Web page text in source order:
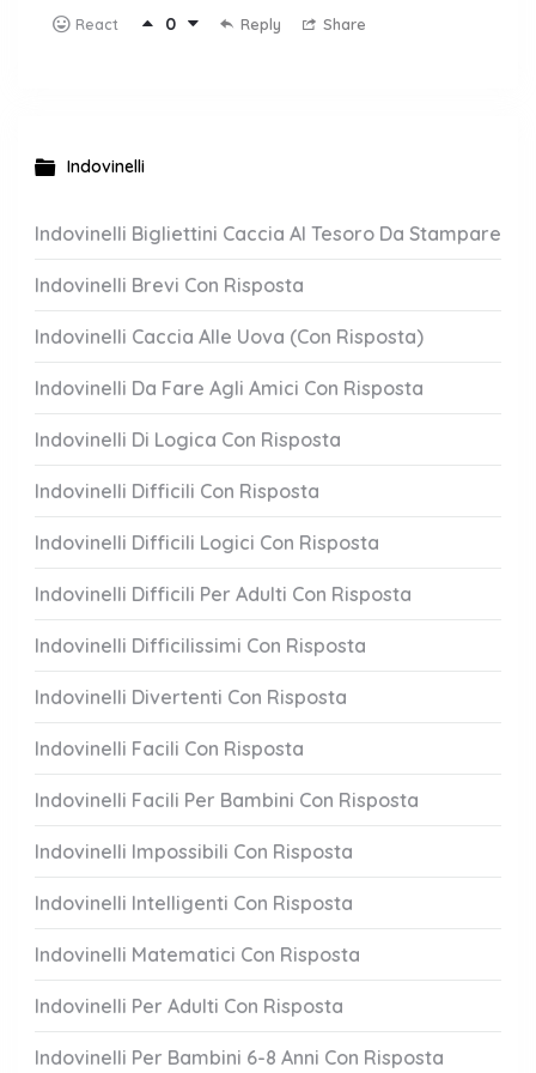
React 0 Reply Share
Indovinelli
Indovinelli Bigliettini Caccia Al Tesoro Da Stampare
Indovinelli Brevi Con Risposta
Indovinelli Caccia Alle Uova (Con Risposta)
Indovinelli Da Fare Agli Amici Con Risposta
Indovinelli Di Logica Con Risposta
Indovinelli Difficili Con Risposta
Indovinelli Difficili Logici Con Risposta
Indovinelli Difficili Per Adulti Con Risposta
Indovinelli Difficilissimi Con Risposta
Indovinelli Divertenti Con Risposta
Indovinelli Facili Con Risposta
Indovinelli Facili Per Bambini Con Risposta
Indovinelli Impossibili Con Risposta
Indovinelli Intelligenti Con Risposta
Indovinelli Matematici Con Risposta
Indovinelli Per Adulti Con Risposta
Indovinelli Per Bambini 6-8 Anni Con Risposta